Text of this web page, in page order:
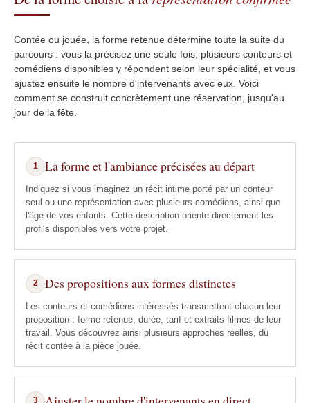
Contée ou jouée, la forme retenue détermine toute la suite du
parcours : vous la précisez une seule fois, plusieurs conteurs et
comédiens disponibles y répondent selon leur spécialité, et vous
ajustez ensuite le nombre d'intervenants avec eux. Voici
comment se construit concrètement une réservation, jusqu'au
jour de la fête.
1 La forme et l'ambiance précisées au départ
Indiquez si vous imaginez un récit intime porté par un conteur
seul ou une représentation avec plusieurs comédiens, ainsi que
l'âge de vos enfants. Cette description oriente directement les
profils disponibles vers votre projet.
2 Des propositions aux formes distinctes
Les conteurs et comédiens intéressés transmettent chacun leur
proposition : forme retenue, durée, tarif et extraits filmés de leur
travail. Vous découvrez ainsi plusieurs approches réelles, du
récit contée à la pièce jouée.
3